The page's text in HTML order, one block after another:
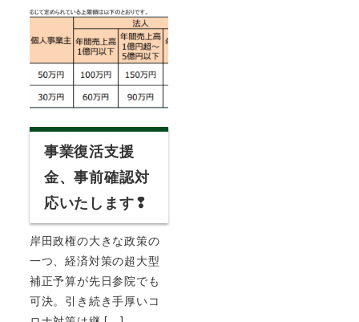
事業復活支援
金、事前確認対
応いたします❢
岸田政権の大きな政策の
一つ、経済対策の超大型
補正予算が先日参院でも
可決。引き続き手厚いコ